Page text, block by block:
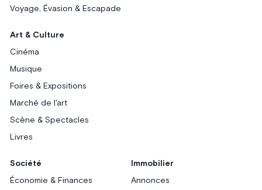
Voyage, Évasion & Escapade
Art & Culture
Cinéma
Musique
Foires & Expositions
Marché de l'art
Scène & Spectacles
Livres
Société
Économie & Finances
Immobilier
Annonces